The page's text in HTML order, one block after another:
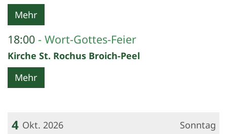
Mehr
18:00 Wort-Gottes-Feier
Kirche St. Rochus Broich-Peel
Mehr
Sonntag
4 Okt. 2026